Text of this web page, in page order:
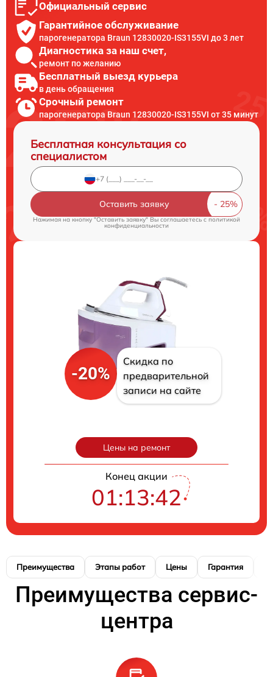
Официальный сервис
Гарантийное обслуживание
парогенератора Braun 12830020-IS3155VI до 3 лет
Диагностика за наш счет,
ремонт по желанию
Бесплатный выезд курьера
в день обращения
Срочный ремонт
парогенератора Braun 12830020-IS3155VI от 35 минут
Бесплатная консультация со
специалистом
Оставить заявку
Нажимая на кнопку "Оставить заявку" Вы соглашаетесь cполитикой
конфиденциальности
-20%
Скидка по
предварительной
записи на сайте
Цены на ремонт
Конец акции
01:13:41
Преимущества Этапы работ Цены Гарантия
Преимущества сервис-
центра